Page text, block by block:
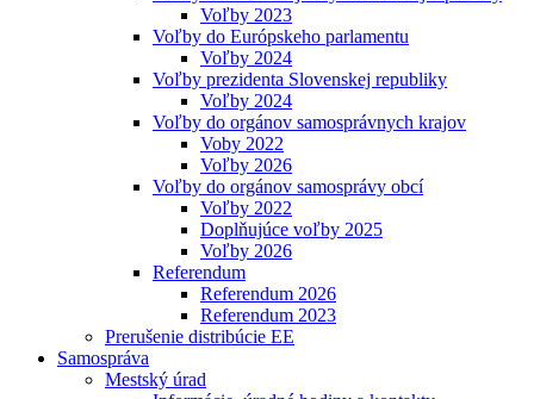
Voľby 2023
Voľby do Európskeho parlamentu
Voľby 2024
Voľby prezidenta Slovenskej republiky
Voľby 2024
Voľby do orgánov samosprávnych krajov
Voby 2022
Voľby 2026
Voľby do orgánov samosprávy obcí
Voľby 2022
Doplňujúce voľby 2025
Voľby 2026
Referendum
Referendum 2026
Referendum 2023
Prerušenie distribúcie EE
Samospráva
Mestský úrad